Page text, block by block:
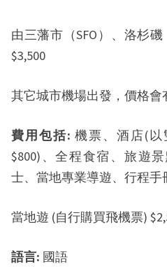
由三藩市（SFO）、洛杉磯
$3,500
其它城市機場出發，價格會
費用包括: 機票、酒店(
$800)、全程食宿、旅遊
士、當地專業導遊、行程手
當地遊 (自行購買飛機票)
語言: 國語